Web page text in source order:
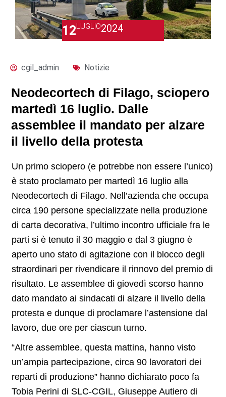
12LUGLIO2024
cgil_admin Notizie
Neodecortech di Filago, sciopero
martedì 16 luglio. Dalle
assemblee il mandato per alzare
il livello della protesta
Un primo sciopero (e potrebbe non essere l’unico)
è stato proclamato per martedì 16 luglio alla
Neodecortech di Filago. Nell’azienda che occupa
circa 190 persone specializzate nella produzione
di carta decorativa, l’ultimo incontro ufficiale fra le
parti si è tenuto il 30 maggio e dal 3 giugno è
aperto uno stato di agitazione con il blocco degli
straordinari per rivendicare il rinnovo del premio di
risultato. Le assemblee di giovedì scorso hanno
dato mandato ai sindacati di alzare il livello della
protesta e dunque di proclamare l’astensione dal
lavoro, due ore per ciascun turno.
“Altre assemblee, questa mattina, hanno visto
un’ampia partecipazione, circa 90 lavoratori dei
reparti di produzione” hanno dichiarato poco fa
Tobia Perini di SLC-CGIL, Giuseppe Autiero di